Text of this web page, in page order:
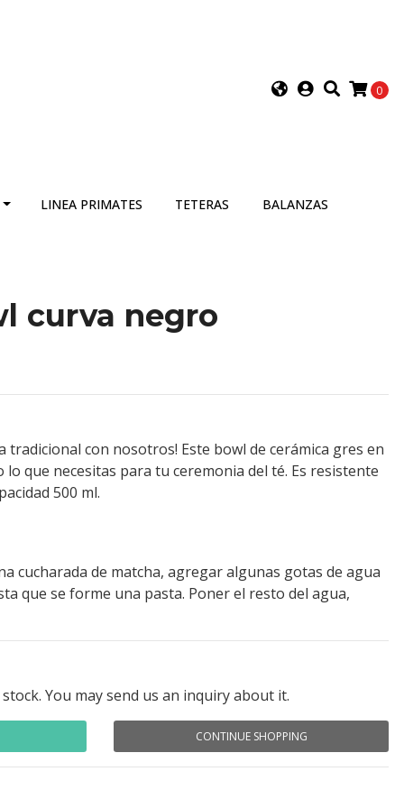
0
LINEA PRIMATES TETERAS BALANZAS
curva negro
tradicional con nosotros! Este bowl de cerámica gres en
que necesitas para tu ceremonia del té. Es resistente
500 ml.
cucharada de matcha, agregar algunas gotas de agua
que se forme una pasta. Poner el resto del agua,
You may send us an inquiry about it.
CONTINUE SHOPPING